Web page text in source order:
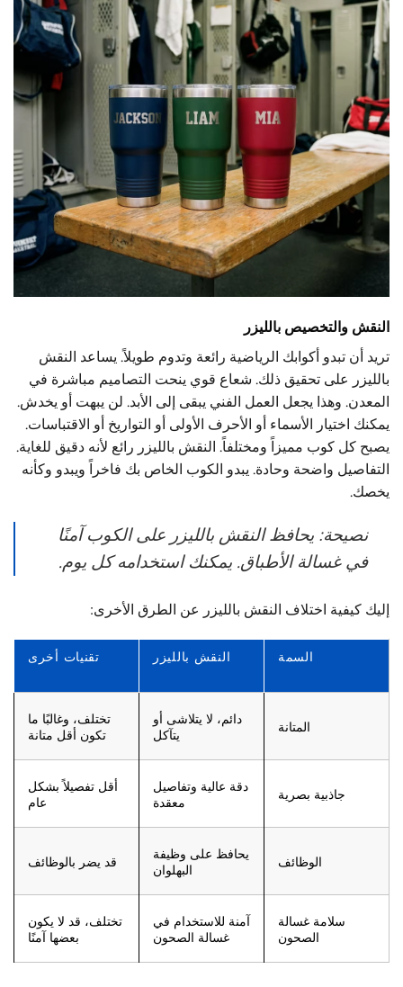
النقش والتخصيص بالليزر
تريد أن تبدو أكوابك الرياضية رائعة وتدوم طويلاً. يساعد النقش
بالليزر على تحقيق ذلك. شعاع قوي ينحت التصاميم مباشرة في
المعدن. وهذا يجعل العمل الفني يبقى إلى الأبد. لن يبهت أو يخدش.
يمكنك اختيار الأسماء أو الأحرف الأولى أو التواريخ أو الاقتباسات.
يصبح كل كوب مميزاً ومختلفاً. النقش بالليزر رائع لأنه دقيق للغاية.
التفاصيل واضحة وحادة. يبدو الكوب الخاص بك فاخراً ويبدو وكأنه
يخصك.
نصيحة: يحافظ النقش بالليزر على الكوب آمنًا
في غسالة الأطباق. يمكنك استخدامه كل يوم.
إليك كيفية اختلاف النقش بالليزر عن الطرق الأخرى:
السمة النقش بالليزر تقنيات أخرى
المتانة
دائم، لا يتلاشى أو
يتآكل
تختلف، وغالبًا ما
تكون أقل متانة
جاذبية بصرية
دقة عالية وتفاصيل
معقدة
أقل تفصيلاً بشكل
عام
الوظائف
يحافظ على وظيفة
البهلوان
قد يضر بالوظائف
سلامة غسالة
الصحون
آمنة للاستخدام في
غسالة الصحون
تختلف، قد لا يكون
بعضها آمنًا